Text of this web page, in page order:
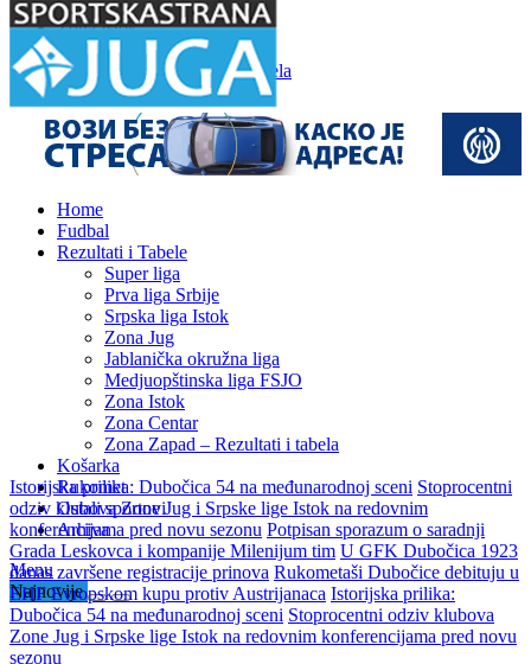
Medjuopštinska liga FSJO
Zona Istok
Zona Centar
Zona Zapad – Rezultati i tabela
Home
Fudbal
Rezultati i Tabele
Super liga
Prva liga Srbije
Srpska liga Istok
Zona Jug
Jablanička okružna liga
Medjuopštinska liga FSJO
Zona Istok
Zona Centar
Zona Zapad – Rezultati i tabela
Košarka
Rukomet
Ostali sportovi
Arhiva
Menu
Najnovije
Istorijska prilika: Dubočica 54 na međunarodnoj sceni Stoprocentni
odziv klubova Zone Jug i Srpske lige Istok na redovnim
konferencijama pred novu sezonu Potpisan sporazum o saradnji
Grada Leskovca i kompanije Milenijum tim U GFK Dubočica 1923
danas završene registracije prinova Rukometaši Dubočice debituju u
EHF Evropskom kupu protiv Austrijanaca Istorijska prilika:
Dubočica 54 na međunarodnoj sceni Stoprocentni odziv klubova
Zone Jug i Srpske lige Istok na redovnim konferencijama pred novu
sezonu